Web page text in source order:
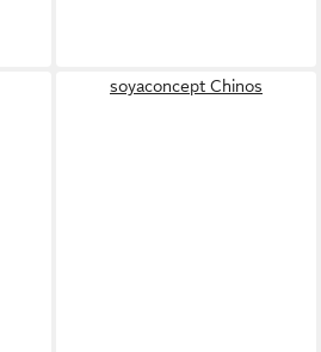
soyaconcept Chinos